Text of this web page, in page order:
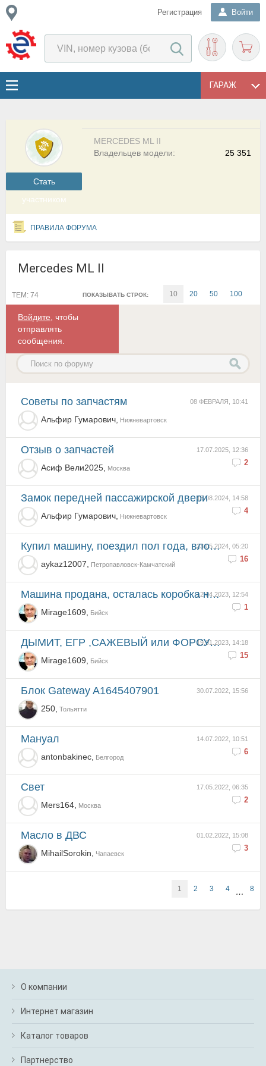
Регистрация Войти
ГАРАЖ
Cтать
участником
MERCEDES ML II
25 351
Владельцев модели:
ПРАВИЛА ФОРУМА
Mercedes ML II
ПОКАЗЫВАТЬ СТРОК: 10 20 50 100
ТЕМ: 74
Войдите , чтобы
отправлять
сообщения.
08 ФЕВРАЛЯ, 10:41
Советы по запчастям
Альфир Гумарович, Нижневартовск
17.07.2025, 12:36
2
отзыв о запчастей
Асиф Вели2025, Москва
15.08.2024, 14:58
4
Замок передней пассажирской двери
Альфир Гумарович, Нижневартовск
23.05.2024, 05:20
16
Купил машину, поездил пол года, вложил 150.000р я в ах....е.
aykaz12007, Петропавловск-Камчатский
12.04.2023, 12:54
1
Машина продана, осталась коробка новых запчастей. Пишите, обсудим. Перечень корректируется по мере п...
Mirage1609, Бийск
19.01.2023, 14:18
15
ДЫМИТ, ЕГР ,САЖЕВЫЙ или ФОРСУНКИ
Mirage1609, Бийск
30.07.2022, 15:56
Блок Gateway A1645407901
250, Тольятти
14.07.2022, 10:51
6
Мануал
antonbakinec, Белгород
17.05.2022, 06:35
2
Свет
Mers164, Москва
01.02.2022, 15:08
3
Масло в ДВС
MihailSorokin, Чапаевск
1 2 3 4 … 8
О компании
Интернет магазин
Каталог товаров
Партнерство